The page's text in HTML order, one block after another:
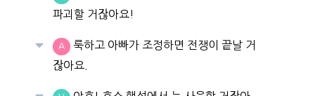
파괴할 거잖아요!
A
룩하고 아빠가 조정하면 전쟁이 끝날 거
잖아요.